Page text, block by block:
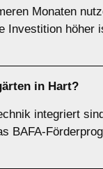
Monaten
Investition höher
in Hart?
integriert
BAFA-